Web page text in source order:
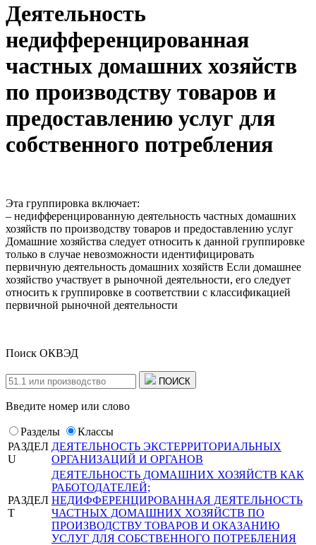
Деятельность
недифференцированная
частных домашних хозяйств
по производству товаров и
предоставлению услуг для
собственного потребления
Эта группировка включает:
– недифференцированную деятельность частных домашних
хозяйств по производству товаров и предоставлению услуг
Домашние хозяйства следует относить к данной группировке
только в случае невозможности идентифицировать
первичную деятельность домашних хозяйств Если домашнее
хозяйство участвует в рыночной деятельности, его следует
относить к группировке в соответствии с классификацией
первичной рыночной деятельности
Поиск ОКВЭД
ПОИСК
Введите номер или слово
Разделы
Классы
РАЗДЕЛ
U
ДЕЯТЕЛЬНОСТЬ ЭКСТЕРРИТОРИАЛЬНЫХ
ОРГАНИЗАЦИЙ И ОРГАНОВ
РАЗДЕЛ
T
ДЕЯТЕЛЬНОСТЬ ДОМАШНИХ ХОЗЯЙСТВ КАК
РАБОТОДАТЕЛЕЙ;
НЕДИФФЕРЕНЦИРОВАННАЯ ДЕЯТЕЛЬНОСТЬ
ЧАСТНЫХ ДОМАШНИХ ХОЗЯЙСТВ ПО
ПРОИЗВОДСТВУ ТОВАРОВ И ОКАЗАНИЮ
УСЛУГ ДЛЯ СОБСТВЕННОГО ПОТРЕБЛЕНИЯ